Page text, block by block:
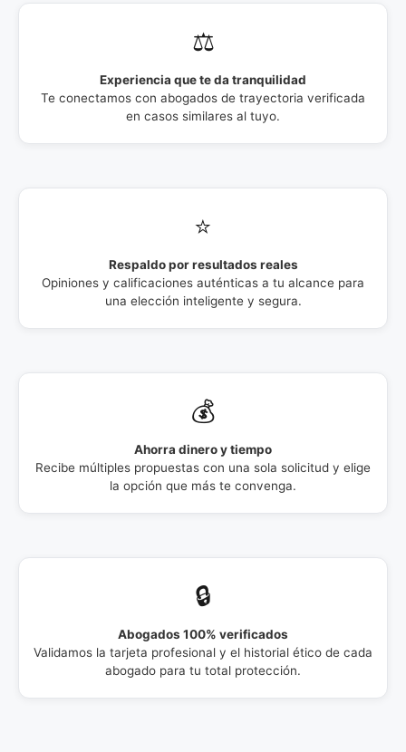
⚖️
Experiencia que te da tranquilidad
Te conectamos con abogados de trayectoria verificada
en casos similares al tuyo.
⭐
Respaldo por resultados reales
Opiniones y calificaciones auténticas a tu alcance para
una elección inteligente y segura.
💰
Ahorra dinero y tiempo
Recibe múltiples propuestas con una sola solicitud y elige
la opción que más te convenga.
🔒
Abogados 100% verificados
Validamos la tarjeta profesional y el historial ético de cada
abogado para tu total protección.